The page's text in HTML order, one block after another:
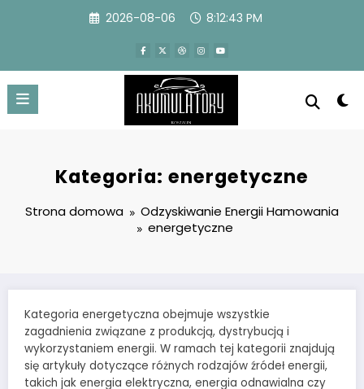
2026-08-06 8:12:44 PM
Kategoria: energetyczne
Strona domowa
Odzyskiwanie Energii Hamowania
energetyczne
Kategoria energetyczna obejmuje wszystkie
zagadnienia związane z produkcją, dystrybucją i
wykorzystaniem energii. W ramach tej kategorii znajdują
się artykuły dotyczące różnych rodzajów źródeł energii,
takich jak energia elektryczna, energia odnawialna czy